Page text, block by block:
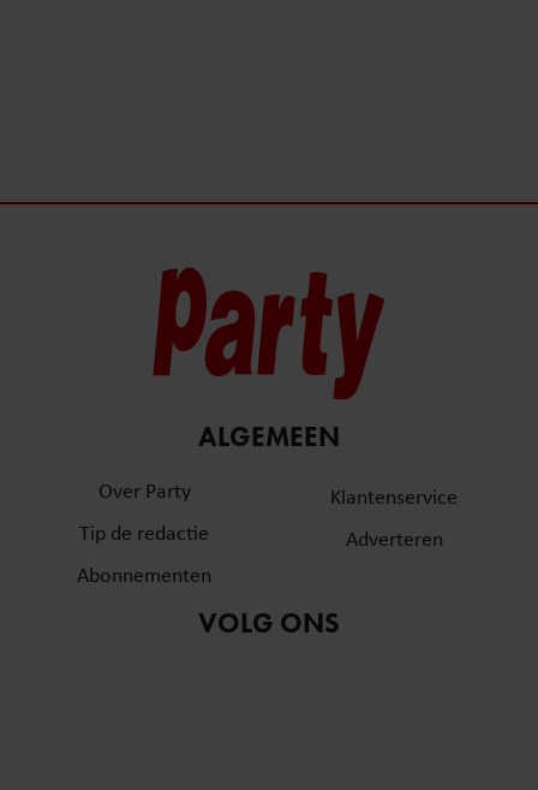
ALGEMEEN
Over Party
Tip de redactie
Abonnementen
Klantenservice
Adverteren
VOLG ONS